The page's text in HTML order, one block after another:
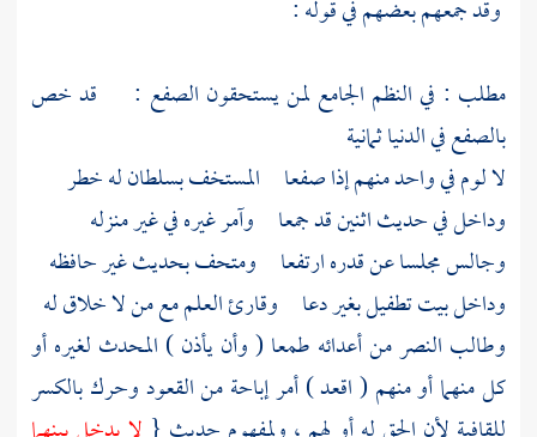
وقد جمعهم بعضهم في قوله :
مطلب : في النظم الجامع لمن يستحقون الصفع : قد خص
بالصفع في الدنيا ثمانية
لا لوم في واحد منهم إذا صفعا المستخف بسلطان له خطر
وداخل في حديث اثنين قد جمعا وآمر غيره في غير منزله
وجالس مجلسا عن قدره ارتفعا ومتحف بحديث غير حافظه
وداخل بيت تطفيل بغير دعا وقارئ العلم مع من لا خلاق له
وطالب النصر من أعدائه طمعا ( وأن يأذن ) المحدث لغيره أو
كل منهما أو منهم ( اقعد ) أمر إباحة من القعود وحرك بالكسر